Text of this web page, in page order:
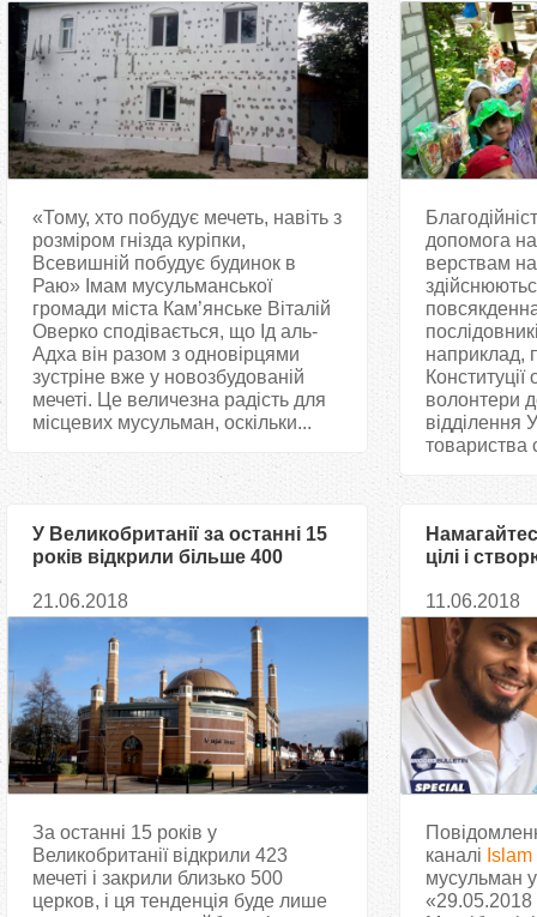
«Тому, хто побудує мечеть, навіть з
розміром гнізда куріпки,
Всевишній побудує будинок в
Раю» Імам мусульманської
громади міста Кам’янське Віталій
Оверко сподівається, що Ід аль-
Адха він разом з одновірцями
зустріне вже у новозбудованій
мечеті. Це величезна радість для
місцевих мусульман, оскільки...
допомога
верствам
наприклад,
волонтери
відділення
товариства
У Великобританії за останні 15
років відкрили більше 400
21.06.2018
За останні 15 років у
Великобританії відкрили 423
мечеті і закрили близько 500
церков, і ця тенденція буде лише
цілі і
допоможе
11.06.2018
каналі
мусульман